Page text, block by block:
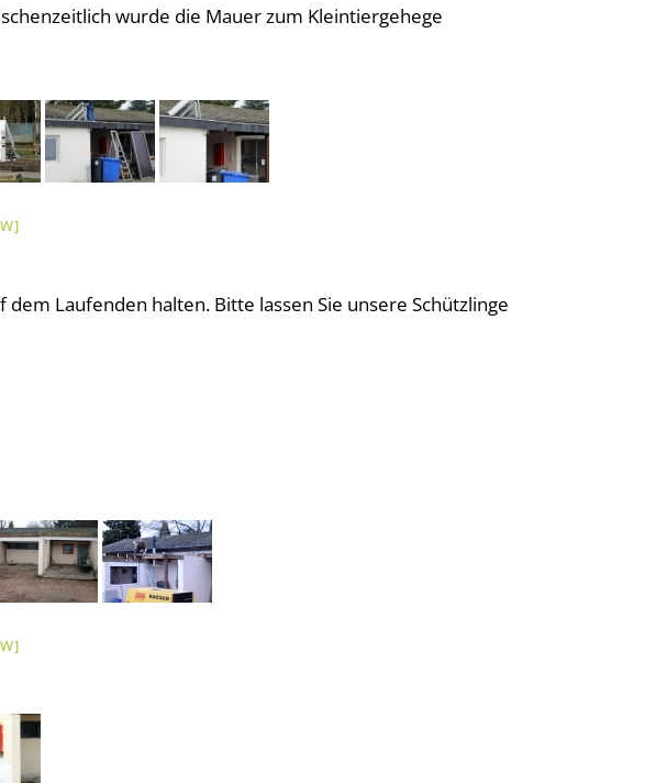
wurde die Mauer zum Kleintiergehege
Laufenden halten. Bitte lassen Sie unsere Schützlinge